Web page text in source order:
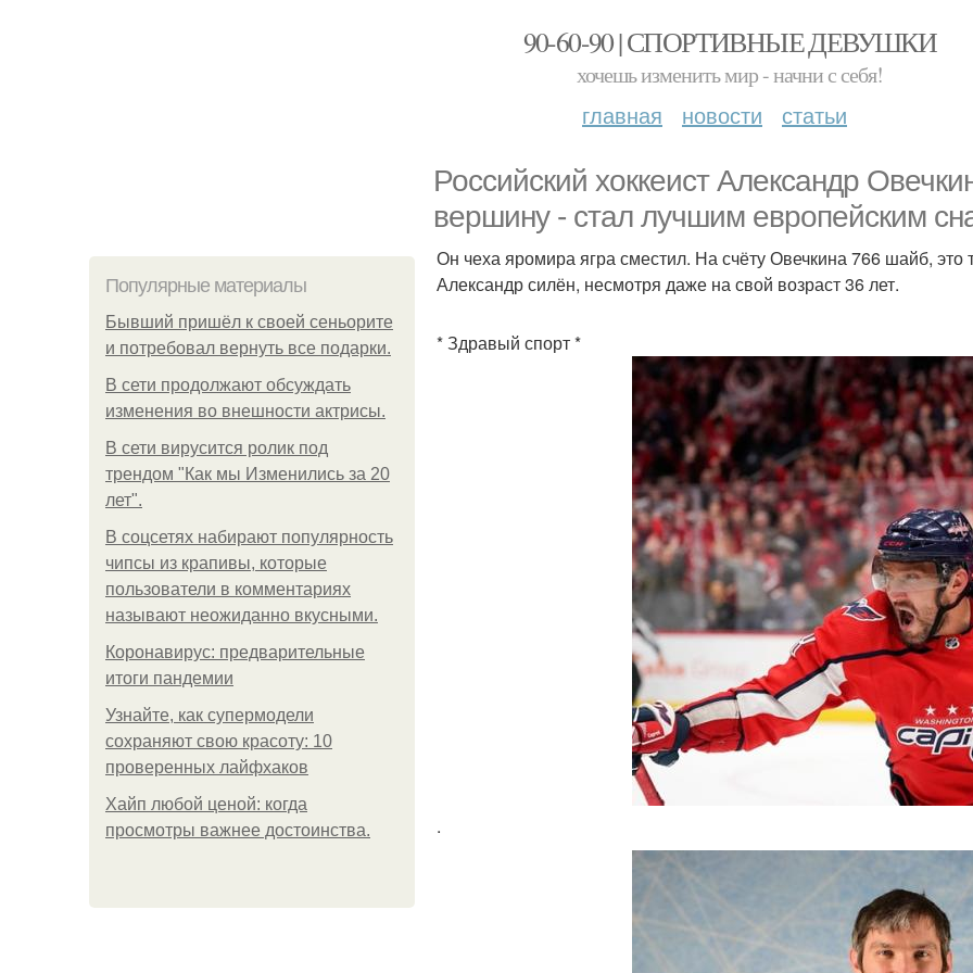
90-60-90 | СПОРТИВНЫЕ ДЕВУШКИ
хочешь изменить мир - начни с себя!
главная новости статьи
Российский хоккеист Александр
вершину - стал лучшим европейским
Популярные материалы
Бывший пришёл к своей сеньорите
и потребовал вернуть все подарки.
В сети продолжают обсуждать
изменения во внешности актрисы.
В сети вирусится ролик под
трендом "Как мы Изменились за 20
лет".
В соцсетях набирают популярность
чипсы из крапивы, которые
пользователи в комментариях
называют неожиданно вкусными.
Коронавирус: предварительные
итоги пандемии
Узнайте, как супермодели
сохраняют свою красоту: 10
проверенных лайфхаков
Хайп любой ценой: когда
просмотры важнее достоинства.
Он чеха яромира ягра сместил. На счёту Овечкина 766 шайб, это
Александр силён, несмотря даже на свой возраст 36 лет.
* Здравый спорт *
.